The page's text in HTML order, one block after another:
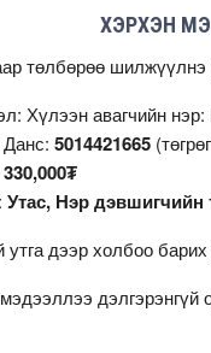
ХЭРХЭН
төлбөрөө шилжүүлнэ
Хүлээн авагчийн нэр:
5014421665
330,000₮
Утас, Нэр дэвшигчийн
утга дээр холбоо